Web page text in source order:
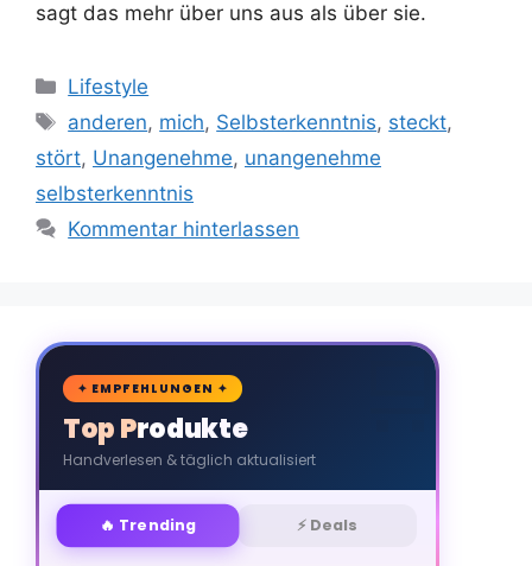
sagt das mehr über uns aus als über sie.
Kategorien
Lifestyle
Schlagwörter
anderen, mich, Selbsterkenntnis, steckt,
stört, Unangenehme, unangenehme
selbsterkenntnis
Kommentar hinterlassen
🛒
✦ EMPFEHLUNGEN ✦
Top Produkte
Handverlesen & täglich aktualisiert
🔥 Trending ⚡ Deals